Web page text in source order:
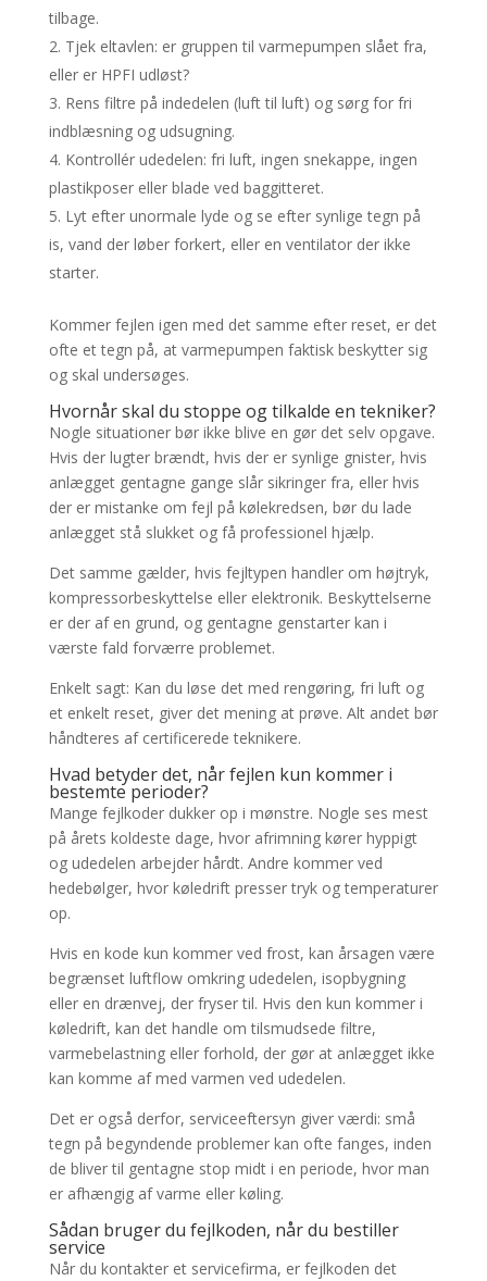
tilbage.
Tjek eltavlen: er gruppen til varmepumpen slået fra,
eller er HPFI udløst?
Rens filtre på indedelen (luft til luft) og sørg for fri
indblæsning og udsugning.
Kontrollér udedelen: fri luft, ingen snekappe, ingen
plastikposer eller blade ved baggitteret.
Lyt efter unormale lyde og se efter synlige tegn på
is, vand der løber forkert, eller en ventilator der ikke
starter.
Kommer fejlen igen med det samme efter reset, er det
ofte et tegn på, at varmepumpen faktisk beskytter sig
og skal undersøges.
Hvornår skal du stoppe og tilkalde en tekniker?
Nogle situationer bør ikke blive en gør det selv opgave.
Hvis der lugter brændt, hvis der er synlige gnister, hvis
anlægget gentagne gange slår sikringer fra, eller hvis
der er mistanke om fejl på kølekredsen, bør du lade
anlægget stå slukket og få professionel hjælp.
Det samme gælder, hvis fejltypen handler om højtryk,
kompressorbeskyttelse eller elektronik. Beskyttelserne
er der af en grund, og gentagne genstarter kan i
værste fald forværre problemet.
Enkelt sagt: Kan du løse det med rengøring, fri luft og
et enkelt reset, giver det mening at prøve. Alt andet bør
håndteres af certificerede teknikere.
Hvad betyder det, når fejlen kun kommer i
bestemte perioder?
Mange fejlkoder dukker op i mønstre. Nogle ses mest
på årets koldeste dage, hvor afrimning kører hyppigt
og udedelen arbejder hårdt. Andre kommer ved
hedebølger, hvor køledrift presser tryk og temperaturer
op.
Hvis en kode kun kommer ved frost, kan årsagen være
begrænset luftflow omkring udedelen, isopbygning
eller en drænvej, der fryser til. Hvis den kun kommer i
køledrift, kan det handle om tilsmudsede filtre,
varmebelastning eller forhold, der gør at anlægget ikke
kan komme af med varmen ved udedelen.
Det er også derfor, serviceeftersyn giver værdi: små
tegn på begyndende problemer kan ofte fanges, inden
de bliver til gentagne stop midt i en periode, hvor man
er afhængig af varme eller køling.
Sådan bruger du fejlkoden, når du bestiller
service
Når du kontakter et servicefirma, er fejlkoden det